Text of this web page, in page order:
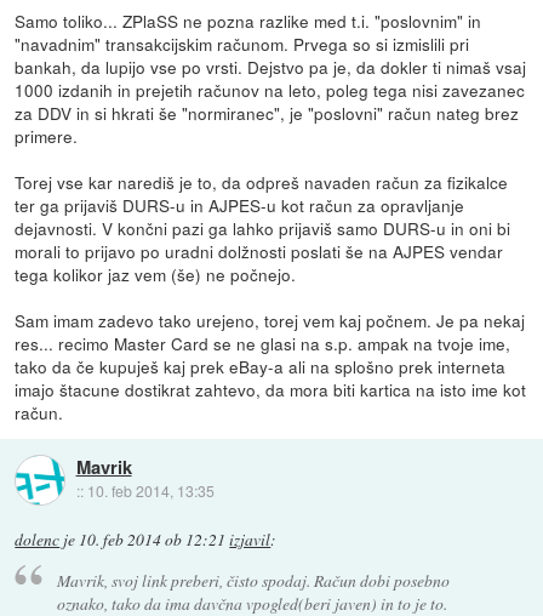
Samo toliko... ZPlaSS ne pozna razlike med t.i. "poslovnim" in
"navadnim" transakcijskim računom. Prvega so si izmislili pri
bankah, da lupijo vse po vrsti. Dejstvo pa je, da dokler ti nimaš vsaj
1000 izdanih in prejetih računov na leto, poleg tega nisi zavezanec
za DDV in si hkrati še "normiranec", je "poslovni" račun nateg brez
primere.
Torej vse kar narediš je to, da odpreš navaden račun za fizikalce
ter ga prijaviš DURS-u in AJPES-u kot račun za opravljanje
dejavnosti. V končni pazi ga lahko prijaviš samo DURS-u in oni bi
morali to prijavo po uradni dolžnosti poslati še na AJPES vendar
tega kolikor jaz vem (še) ne počnejo.
Sam imam zadevo tako urejeno, torej vem kaj počnem. Je pa nekaj
res... recimo Master Card se ne glasi na s.p. ampak na tvoje ime,
tako da če kupuješ kaj prek eBay-a ali na splošno prek interneta
imajo štacune dostikrat zahtevo, da mora biti kartica na isto ime kot
račun.
Mavrik
:: 10. feb 2014, 13:35
dolenc je 10. feb 2014 ob 12:21 izjavil:
Mavrik, svoj link preberi, čisto spodaj. Račun dobi posebno
oznako, tako da ima davčna vpogled(beri javen) in to je to.